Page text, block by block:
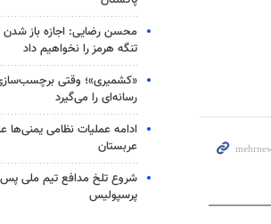
محسن رضایی: اجازه باز
تنگه هرمز را نخواهیم داد
«کشمیری»؛ وقتی
رسانه‌ای را می‌گیرد
ادامه عملیات نظامی یمنی‌ها
عربستان
شروع تلخ مدافع تیم ملی پس
پرسپولیس